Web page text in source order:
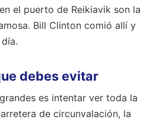
el puerto de Reikiavik son la
Bill Clinton comió allí y
debes evitar
es intentar ver toda la
de circunvalación, la